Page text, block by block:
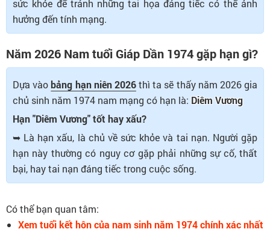
sức khỏe để tránh những tai họa đáng tiếc có thể ảnh
hưởng đến tính mạng.
Năm 2026 Nam tuổi Giáp Dần 1974 gặp hạn gì?
Dựa vàobảng hạn niên 2026thì ta sẽ thấy năm 2026 gia
chủ sinh năm 1974 nam mạng có hạn là: Diêm Vương
Hạn "Diêm Vương" tốt hay xấu?
➥ Là hạn xấu, là chủ về sức khỏe và tai nạn. Người gặp
hạn này thường có nguy cơ gặp phải những sự cố, thất
bại, hay tai nạn đáng tiếc trong cuộc sống.
Có thể bạn quan tâm:
Xem tuổi kết hôn của nam sinh năm 1974 chính xác nhất